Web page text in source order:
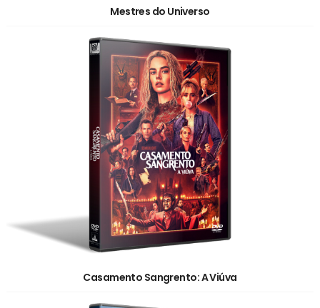
Mestres do Universo
Casamento Sangrento: A Viúva